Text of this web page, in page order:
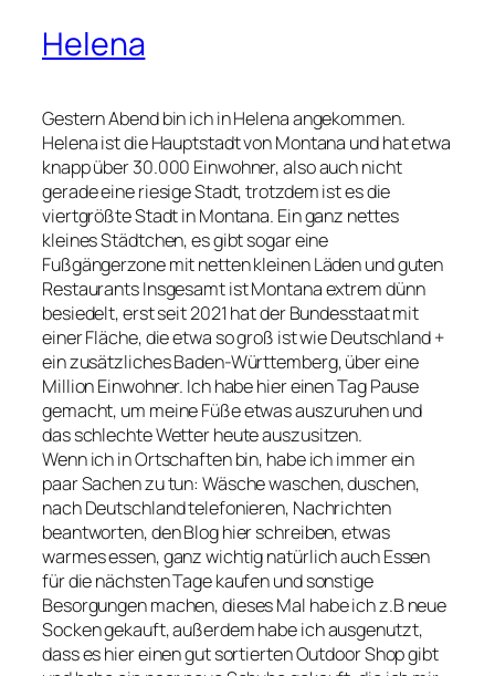
Helena
Gestern Abend bin ich in Helena angekommen.
Helena ist die Hauptstadt von Montana und hat etwa
knapp über 30.000 Einwohner, also auch nicht
gerade eine riesige Stadt, trotzdem ist es die
viertgrößte Stadt in Montana. Ein ganz nettes
kleines Städtchen, es gibt sogar eine
Fußgängerzone mit netten kleinen Läden und guten
Restaurants Insgesamt ist Montana extrem dünn
besiedelt, erst seit 2021 hat der Bundesstaat mit
einer Fläche, die etwa so groß ist wie Deutschland +
ein zusätzliches Baden-Württemberg, über eine
Million Einwohner. Ich habe hier einen Tag Pause
gemacht, um meine Füße etwas auszuruhen und
das schlechte Wetter heute auszusitzen.
Wenn ich in Ortschaften bin, habe ich immer ein
paar Sachen zu tun: Wäsche waschen, duschen,
nach Deutschland telefonieren, Nachrichten
beantworten, den Blog hier schreiben, etwas
warmes essen, ganz wichtig natürlich auch Essen
für die nächsten Tage kaufen und sonstige
Besorgungen machen, dieses Mal habe ich z.B neue
Socken gekauft, außerdem habe ich ausgenutzt,
dass es hier einen gut sortierten Outdoor Shop gibt